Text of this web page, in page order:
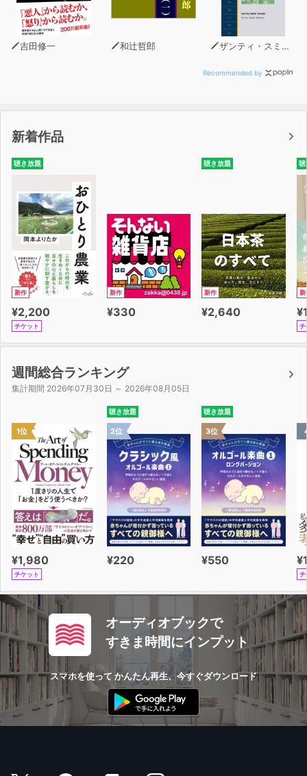
す。
吉田修一 和辻哲郎 ザンティ・スミス・セラフィン
Recommended by
新着作品
聴き放題
新作
¥2,200
チケット
新作
¥330
聴き放題
新作
¥2,640
聴
新
チ
週間総合ランキング
集計期間 2026年07月30日 ～ 2026年08月05日
1位
¥1,980
チケット
聴き放題
2位
¥220
聴き放題
3位
¥550
チ
オーディオブックで
すきま時間にインプット
スマホを使って かんたん再生、今すぐダウンロード